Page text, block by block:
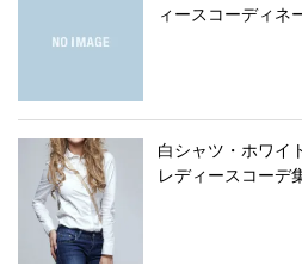
ィースコーディネ
白シャツ・ホワイ
レディースコーデ